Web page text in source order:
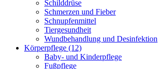
Schilddrüse
Schmerzen und Fieber
Schnupfenmittel
Tiergesundheit
Wundbehandlung und Desinfektion
Körperpflege (12)
Baby- und Kinderpflege
Fußpflege